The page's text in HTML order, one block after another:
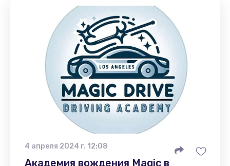
4 апреля 2024 г. 12:08
Академия вождения Magic в